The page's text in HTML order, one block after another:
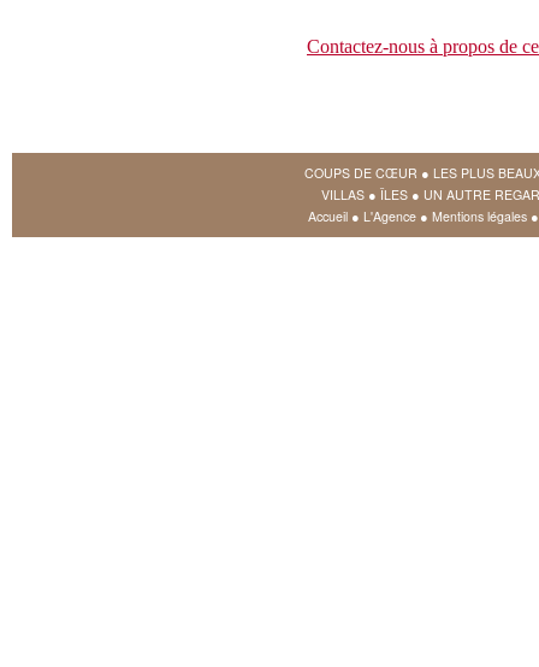
Contactez-nous à propos de
COUPS DE CŒUR ● LES PLUS
VILLAS ● ÎLES ● UN AUTRE
Accueil ● L'Agence ● Mentions légales